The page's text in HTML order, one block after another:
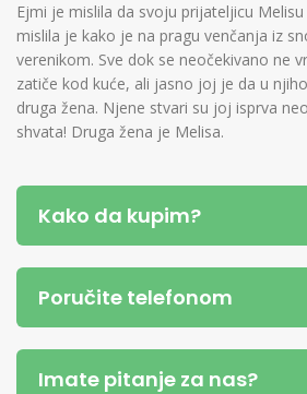
Ejmi je mislila da svoju prijateljicu
mislila je kako je na pragu venčanja iz
verenikom. Sve dok se neočekivano ne
zatiče kod kuće, ali jasno joj je da u
druga žena. Njene stvari su joj isprva
shvata! Druga žena je Melisa.
Kako da kupim?
Poručite telefonom
Imate pitanje za nas?